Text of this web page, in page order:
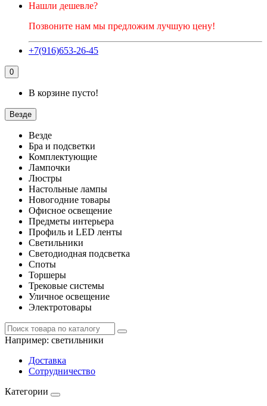
Нашли дешевле?
Позвоните нам мы предложим лучшую цену!
+7(916)653-26-45
0
В корзине пусто!
Везде
Везде
Бра и подсветки
Комплектующие
Лампочки
Люстры
Настольные лампы
Новогодние товары
Офисное освещение
Предметы интерьера
Профиль и LED ленты
Светильники
Светодиодная подсветка
Споты
Торшеры
Трековые системы
Уличное освещение
Электротовары
Например: светильники
Доставка
Сотрудничество
Категории